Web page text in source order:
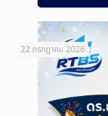
22 กรกฎาคม 2026